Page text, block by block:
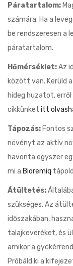
Páratartalom:
számára. Ha a
be rendszeresen a
páratartalom.
Hőmérséklet:Az
között van. Kerüld
hideg huzatot,
cikkünket itt
Tápozás: Fontos
növényt az aktív
havonta egyszer
mi a Bioremiq
Átültetés:
szükséges. Az
időszakában,
talajkeveréket, és
amikor a
Próbáld ki a